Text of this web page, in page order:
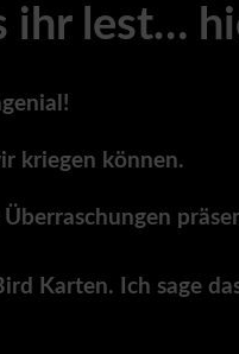
ihr lest…
kriegen können.
Karten. Ich sage